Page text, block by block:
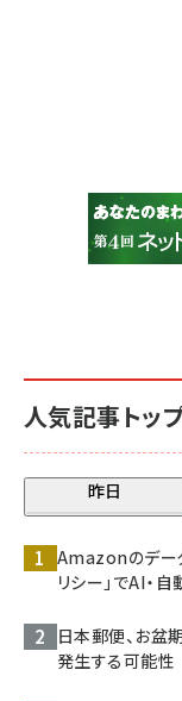
人気記事トッ
昨日
Amazonのデー
リシー」でAI・
日本郵便、お盆
発生する可能性